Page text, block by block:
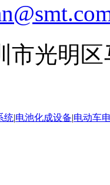
市光明
统|电池化成设备|电动车